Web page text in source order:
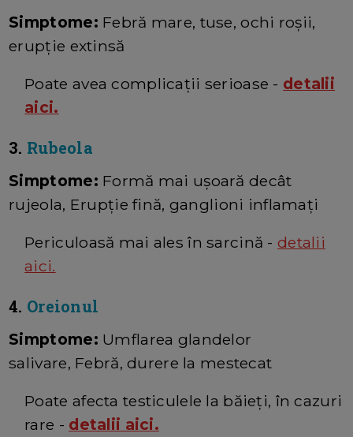
Simptome: Febră mare, tuse, ochi roșii,
erupție extinsă
Poate avea complicații serioase - detalii
aici.
3. Rubeola
Simptome: Formă mai ușoară decât
rujeola, Erupție fină, ganglioni inflamați
Periculoasă mai ales în sarcină - detalii
aici.
4. Oreionul
Simptome: Umflarea glandelor
salivare, Febră, durere la mestecat
Poate afecta testiculele la băieți, în cazuri
rare - detalii aici.